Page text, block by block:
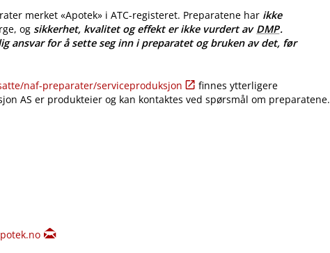
merket «Apotek» i ATC-registeret. Preparatene har ikke
ogsikkerhet, kvalitet og effekt er ikke vurdert av DMP.
ansvar for å sette seg inn i preparatet og bruken av det, før
​naf-preparater​/​serviceproduksjon
finnes ytterligere
AS er produkteier og kan kontaktes ved spørsmål om preparatene.